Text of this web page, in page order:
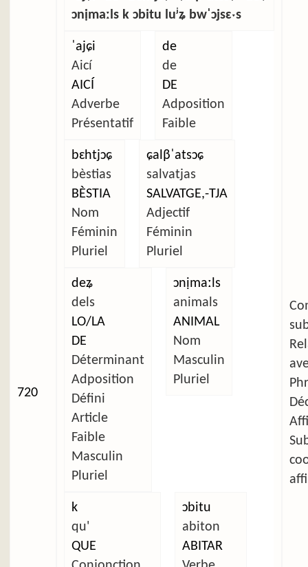
720
ɔnịmaːls k ɔbitu luʲʑ bwˈɔjsɛˑs
ˈajɕi
Aicí
AICÍ
Adverbe
Présentatif
de
de
DE
Adposition
Faible
bɛhtjɔɕ
bèstias
BÈSTIA
Nom
Féminin
Pluriel
ɕalβˈatsɔɕ
salvatjas
SALVATGE,-TJA
Adjectif
Féminin
Pluriel
deʑ
dels
LO/LA
DE
Déterminant
Adposition
Défini
Article
Faible
Masculin
Pluriel
ɔnịmaːls
animals
ANIMAL
Nom
Masculin
Pluriel
k
qu'
QUE
ɔbitu
abiton
ABITAR